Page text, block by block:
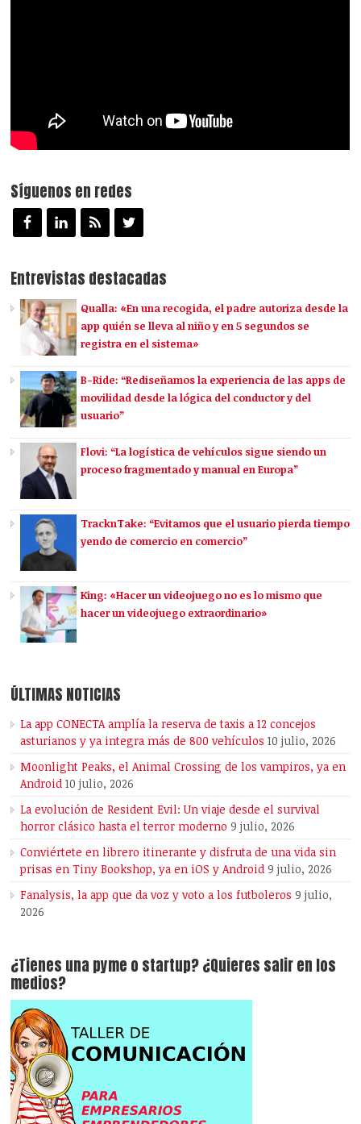
Síguenos en redes
Entrevistas destacadas
Qualla: «En una recogida, el padre autoriza desde la
app quién se lleva al niño y en 5 segundos se
registra en el sistema»
B-Ride: “Rediseñamos la experiencia de las apps de
movilidad desde la lógica del conductor y del
usuario”
Flovi: “La logística de vehículos sigue siendo un
proceso fragmentado y manual en Europa”
TracknTake: “Evitamos que el usuario pierda tiempo
yendo de comercio en comercio”
King: «Hacer un videojuego no es lo mismo que
hacer un videojuego extraordinario»
ÚLTIMAS NOTICIAS
La app CONECTA amplía la reserva de taxis a 12 concejos
asturianos y ya integra más de 800 vehículos 10 julio, 2026
Moonlight Peaks, el Animal Crossing de los vampiros, ya en
Android 10 julio, 2026
La evolución de Resident Evil: Un viaje desde el survival
horror clásico hasta el terror moderno 9 julio, 2026
Conviértete en librero itinerante y disfruta de una vida sin
prisas en Tiny Bookshop, ya en iOS y Android 9 julio, 2026
Fanalysis, la app que da voz y voto a los futboleros 9 julio,
2026
¿Tienes una pyme o startup? ¿Quieres salir en los
medios?